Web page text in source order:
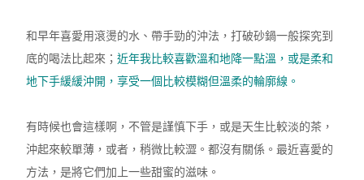
和早年喜愛用滾燙的水、帶手勁的沖法，打破砂鍋一般探究到
底的喝法比起來；近年我比較喜歡溫和地降一點溫，或是柔和
地下手緩緩沖開，享受一個比較模糊但溫柔的輪廓線。
有時候也會這樣啊，不管是謹慎下手，或是天生比較淡的茶，
沖起來較單薄，或者，稍微比較澀。都沒有關係。最近喜愛的
方法，是將它們加上一些甜蜜的滋味。